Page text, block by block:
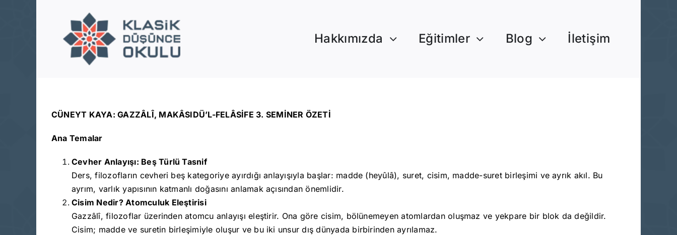
Hakkımızda Eğitimler Blog İletişim
CÜNEYT KAYA: GAZZÂLÎ, MAKÂSIDÜ’L-FELÂSİFE 3. SEMİNER ÖZETİ
Ana Temalar
Cevher Anlayışı: Beş Türlü Tasnif
Ders, filozofların cevheri beş kategoriye ayırdığı anlayışıyla başlar: madde (heyûlâ), suret, cisim, madde-suret birleşimi ve ayrık akıl. Bu
ayrım, varlık yapısının katmanlı doğasını anlamak açısından önemlidir.
Cisim Nedir? Atomculuk Eleştirisi
Gazzâlî, filozoflar üzerinden atomcu anlayışı eleştirir. Ona göre cisim, bölünemeyen atomlardan oluşmaz ve yekpare bir blok da değildir.
Cisim; madde ve suretin birleşimiyle oluşur ve bu iki unsur dış dünyada birbirinden ayrılamaz.